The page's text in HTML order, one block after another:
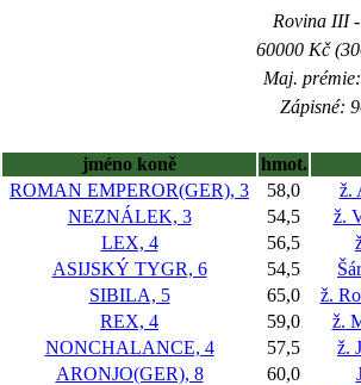
Rovina III
60000 Kč
Maj.
Zápisné:
jméno koně
hmot.
ROMAN EMPEROR(GER), 3 58,0
ž.
NEZNÁLEK, 3 54,5
ž.
LEX, 4 56,5
ASIJSKÝ TYGR, 6 54,5
SIBILA, 5 65,0
ž.
REX, 4 59,0
ž.
NONCHALANCE, 4 57,5
ž.
ARONJO(GER), 8 60,0